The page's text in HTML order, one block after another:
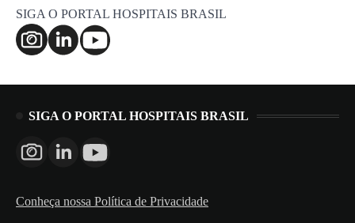
SIGA O PORTAL HOSPITAIS BRASIL
SIGA O PORTAL HOSPITAIS BRASIL
Conheça nossa Política de Privacidade